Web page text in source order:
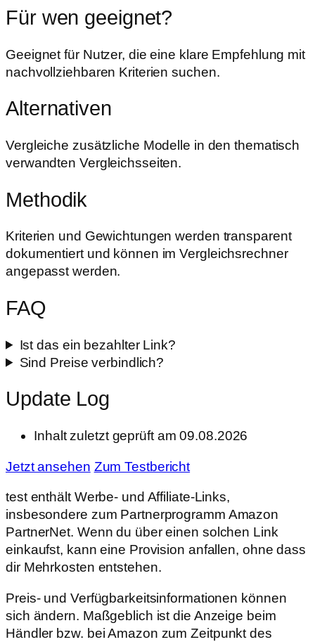
Für wen geeignet?
Geeignet für Nutzer, die eine klare Empfehlung mit
nachvollziehbaren Kriterien suchen.
Alternativen
Vergleiche zusätzliche Modelle in den thematisch
verwandten Vergleichsseiten.
Methodik
Kriterien und Gewichtungen werden transparent
dokumentiert und können im Vergleichsrechner
angepasst werden.
FAQ
Ist das ein bezahlter Link?
Sind Preise verbindlich?
Update Log
Inhalt zuletzt geprüft am 09.08.2026
Jetzt ansehen Zum Testbericht
test enthält Werbe- und Affiliate-Links,
insbesondere zum Partnerprogramm Amazon
PartnerNet. Wenn du über einen solchen Link
einkaufst, kann eine Provision anfallen, ohne dass
dir Mehrkosten entstehen.
Preis- und Verfügbarkeitsinformationen können
sich ändern. Maßgeblich ist die Anzeige beim
Händler bzw. bei Amazon zum Zeitpunkt des